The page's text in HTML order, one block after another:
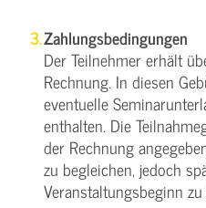
Zahlungsbedingungen
Der Teilnehmer erhält
Rechnung. In diesen
eventuelle
enthalten. Die
der Rechnung
zu begleichen, jedoch
Veranstaltungsbeginn